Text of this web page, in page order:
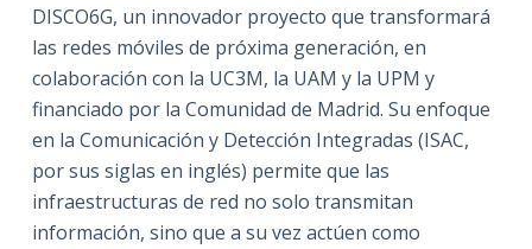
DISCO6G, un innovador proyecto que transformará
las redes móviles de próxima generación, en
colaboración con la UC3M, la UAM y la UPM y
financiado por la Comunidad de Madrid. Su enfoque
en la Comunicación y Detección Integradas (ISAC,
por sus siglas en inglés) permite que las
infraestructuras de red no solo transmitan
información, sino que a su vez actúen como